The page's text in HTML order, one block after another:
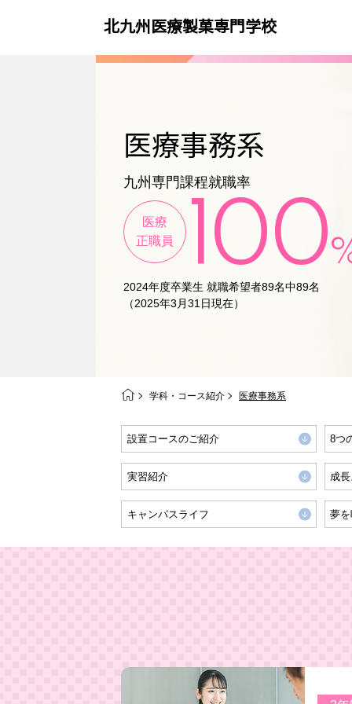
北九州医療製菓専門学校
医療事務系
九州専門課程就職率
医療
正職員
100
2024年度卒業生就職希望者89名中89名
（2025年3月31日現在）
学科・コース紹介 医療事務系
設置コースのご紹介 8つ
実習紹介 成
キャンパスライフ 夢